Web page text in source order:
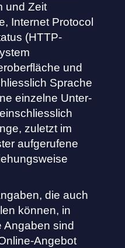
und Zeit
Internet Protocol
(HTTP-
und
Sprache
einzelne Unter-
zuletzt im
aufgerufene
die auch
können, in
Angaben sind
Angebot